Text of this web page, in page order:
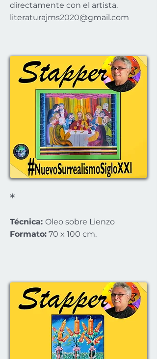
directamente con el artista.
literaturajms2020@gmail.com
*
Técnica: Oleo sobre Lienzo
Formato: 70 x 100 cm.